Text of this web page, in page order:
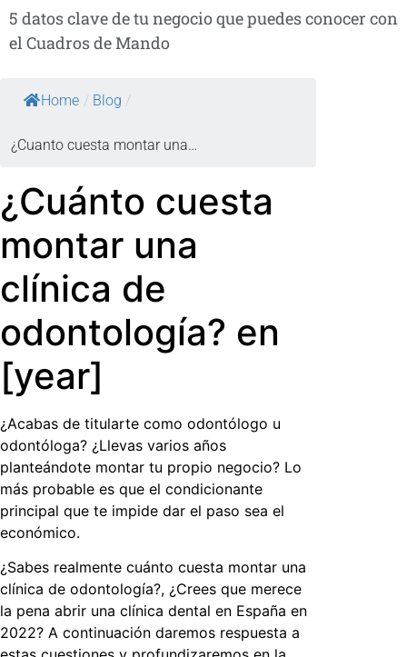
Home / Blog /
¿Cuanto cuesta montar una…
¿Cuánto cuesta
montar una
clínica de
odontología? en
[year]
¿Acabas de titularte como odontólogo u
odontóloga? ¿Llevas varios años
planteándote montar tu propio negocio? Lo
más probable es que el condicionante
principal que te impide dar el paso sea el
económico.
¿Sabes realmente cuánto cuesta montar una
clínica de odontología?, ¿Crees que merece
la pena abrir una clínica dental en España en
2022? A continuación daremos respuesta a
5 datos clave de tu negocio que puedes conocer con
el Cuadros de Mando